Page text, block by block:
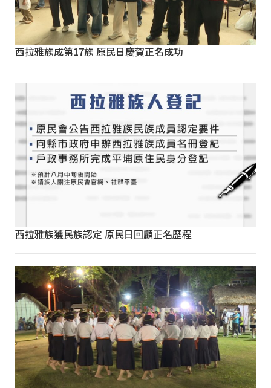
西拉雅族成第17族 原民日慶賀正名成功
西拉雅族獲民族認定 原民日回顧正名歷程